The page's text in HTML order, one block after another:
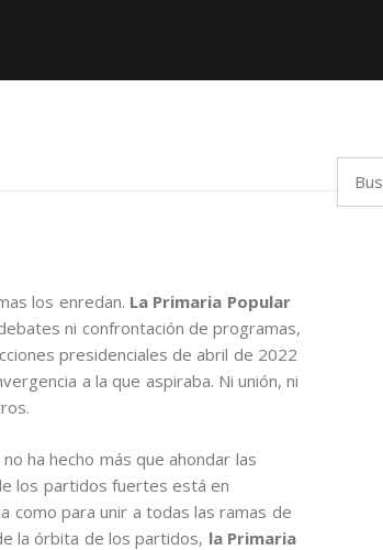
los enredan. La Primaria Popular
ni confrontación de programas,
presidenciales de abril de 2022
a la que aspiraba. Ni unión, ni
no ha hecho más que ahondar las
los partidos fuertes está en
como para unir a todas las ramas de
la órbita de los partidos, la Primaria